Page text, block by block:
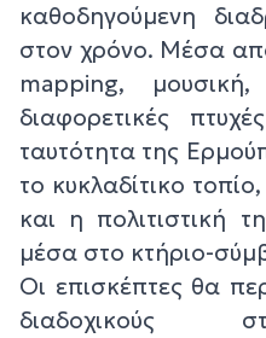
καθοδηγούμενη
στον χρόνο. Μέσα
mapping,
διαφορετικές
ταυτότητα της
το κυκλαδίτικο
και η πολιτιστική
μέσα στο κτήριο-
Οι επισκέπτες θα
διαδοχικούς